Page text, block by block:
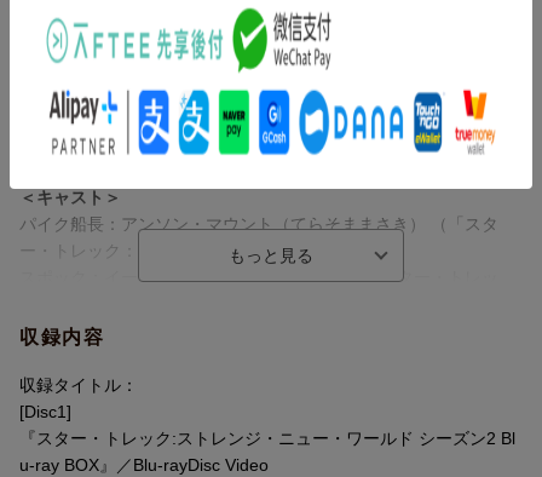
婚約が間近なスポックではあるが、チャペルとの関係が気にな
る。そんな折、2人は事故に遭い、スポックの体に周りとの関係を
揺るがす異変が起こる。
また、ラアンはシリーズに欠かせない要素ともいえるタイムスリ
ップで未来と過去へ。ここでの予期せぬ出会いが彼女の心を大き
ムベンガはクリンゴンとの戦争の記憶を呼び起こす人物の登場で
過去の真実を明らかにする。
シリアスな展開の一方で、コミカルなストーリーも満載
イエンティスト」はアニメと実写の融合が実現。
ーが24世紀から実写の世界へとタイムスリップ？して吹替俳優が
実写も演じる。
また、前シーズンではコスチュームプレイが繰り広げられたが、
今回は第9話「亜空間ラプソディ」でほぼエピソード全編がミュー
るべく、パイク船長は彼女の幼馴染である人権派弁護士に弁護を
依頼する。
そんな中、船長と副長のいないUSSエンタープライズの指揮を任
されたスポックはクリンゴン領から発せられたラアンの依頼を受
けて救助に向かおうとするが、提督に却下される。
それでも彼は独断で発進するが・・・。
＜キャスト＞
パイク船長：アンソン・マウント（てらそままさき） （「スタ
ー・トレック：ディスカバリー」）
スポック：イーサン・ペック（星野貴紀） （「スター・トレッ
ウーナ：レベッカ・ローミン（五十嵐 麗） （「スター・トレッ
ラアン：クリスティーナ・チョン（種市桃子）
ウフーラ：セリア・ローズ・グッディング（葉山那奈）
ムベンガ：バブス・オルサンモクン（竹田雅則）
チャペル：ジェス・ブッシュ（藤井ゆきよ）
収録内容
収録タイトル：
[Disc1]
『スター・トレック:ストレンジ・ニュー・ワールド シーズン2 Bl
u-ray BOX』／Blu-rayDisc Video